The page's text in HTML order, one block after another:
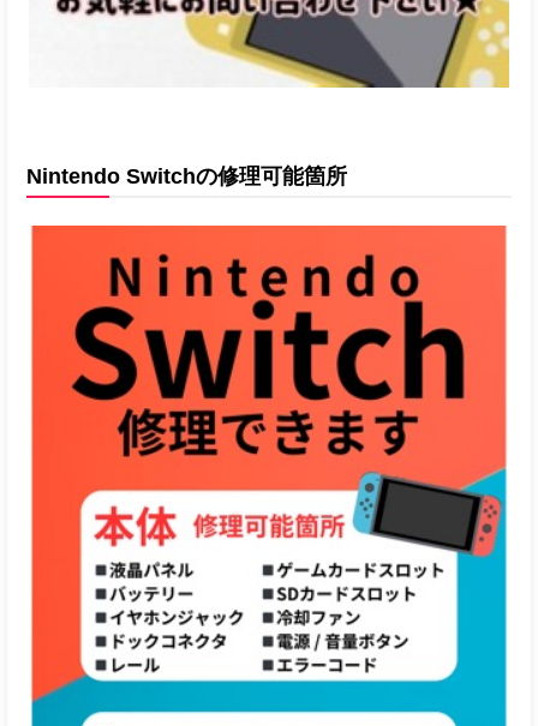
Nintendo Switchの修理可能箇所